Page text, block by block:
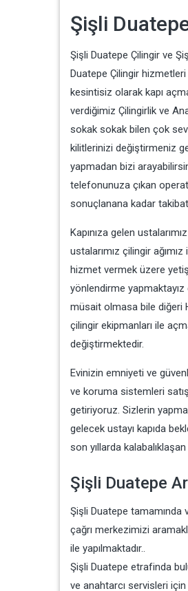
Şişli
Şişli Duatepe Çilingir ve
Duatepe Çilingir
kesintisiz olarak kapı
verdiğimiz Çilingirlik ve
sokak sokak bilen çok
kilitlerinizi değiştirmeniz
yapmadan bizi
telefonunuza çıkan
sonuçlanana kadar
Kapınıza gelen
ustalarımız çilingir
hizmet vermek üzere
yönlendirme
müsait olmasa bile diğeri
çilingir ekipmanları ile
değiştirmektedir.
Evinizin emniyeti ve
ve koruma sistemleri
getiriyoruz. Sizlerin
gelecek ustayı kapıda
son yıllarda
Şişli Duatepe
Şişli Duatepe tamamında
çağrı merkezimizi
ile yapılmaktadır..
Şişli Duatepe etrafinda
ve anahtarcı servisleri